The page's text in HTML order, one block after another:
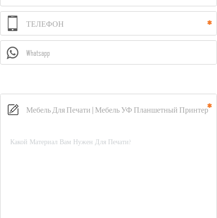
ТЕЛЕФОН
Whatsapp
Мебель Для Печати | Мебель УФ Планшетный Принтер